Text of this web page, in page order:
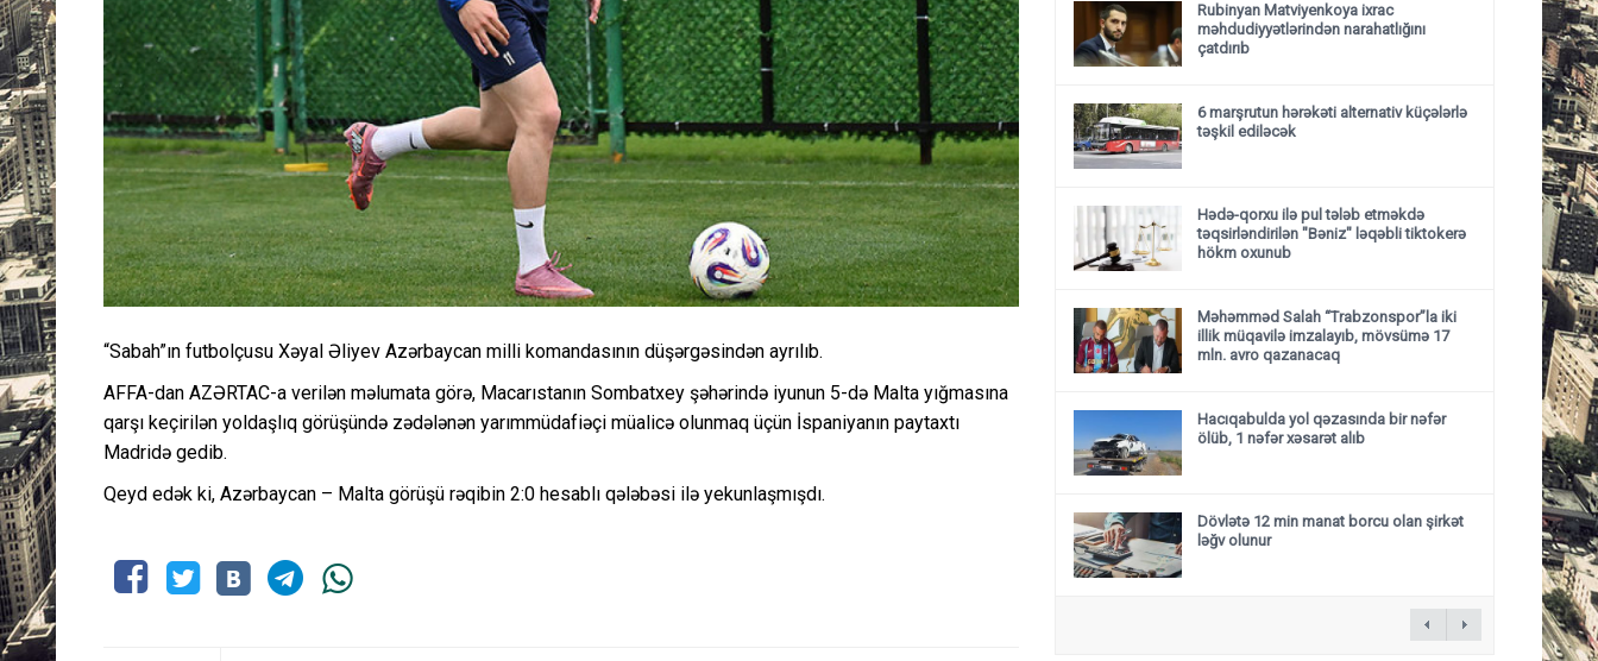
“Sabah”ın futbolçusu Xəyal Əliyev Azərbaycan milli komandasının düşərgəsindən ayrılıb.
AFFA-dan AZƏRTAC-a verilən məlumata görə, Macarıstanın Sombatxey şəhərində iyunun 5-də Malta yığmasına
qarşı keçirilən yoldaşlıq görüşündə zədələnən yarımmüdafiəçi müalicə olunmaq üçün İspaniyanın paytaxtı
Madridə gedib.
Qeyd edək ki, Azərbaycan – Malta görüşü rəqibin 2:0 hesablı qələbəsi ilə yekunlaşmışdı.
Rubinyan Matviyenkoya ixrac
məhdudiyyətlərindən narahatlığını
çatdırıb
6 marşrutun hərəkəti alternativ küçələrlə
təşkil ediləcək
Hədə-qorxu ilə pul tələb etməkdə
təqsirləndirilən "Bəniz" ləqəbli tiktokerə
hökm oxunub
Məhəmməd Salah “Trabzonspor”la iki
illik müqavilə imzalayıb, mövsümə 17
mln. avro qazanacaq
Hacıqabulda yol qəzasında bir nəfər
ölüb, 1 nəfər xəsarət alıb
Dövlətə 12 min manat borcu olan şirkət
ləğv olunur